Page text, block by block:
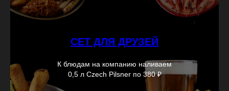
СЕТ ДЛЯ ДРУЗЕЙ
К блюдам на компанию наливаем
0,5 л Czech Pilsner по 380 ₽